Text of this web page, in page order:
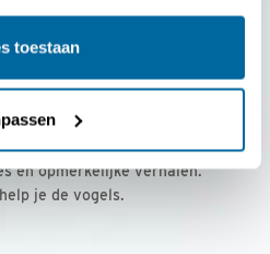
toestaan
voor € 36,00 per jaar
onze leden, met
en opmerkelijke verhalen.
je de vogels.